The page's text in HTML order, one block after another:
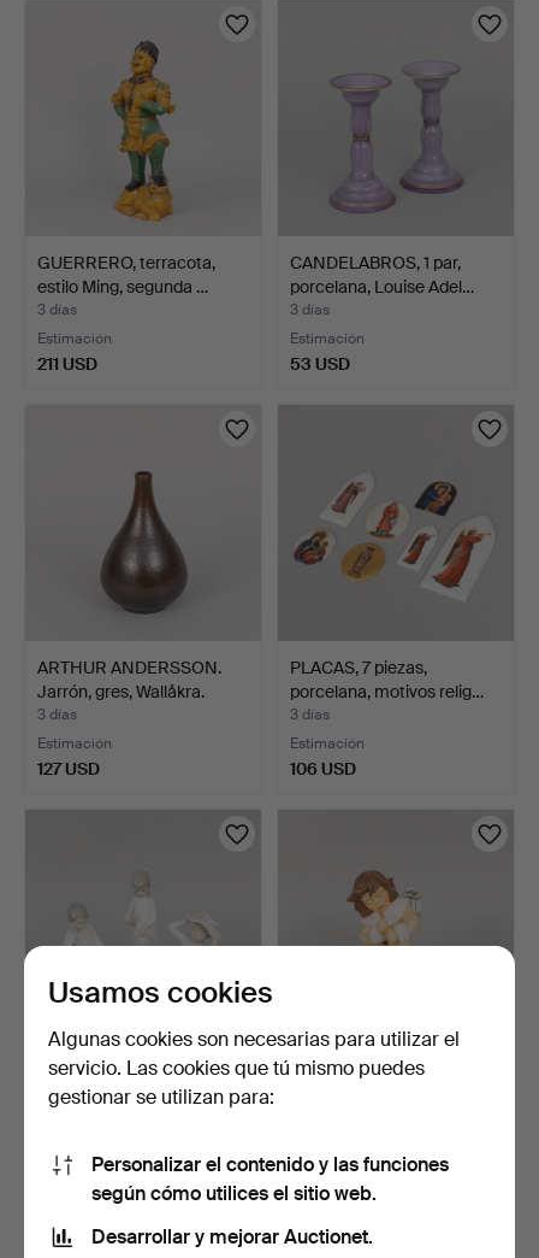
GUERRERO, terracota,
estilo Ming, segunda …
3 días
Estimación
211 USD
CANDELABROS, 1 par,
porcelana, Louise Adel…
3 días
Estimación
53 USD
ARTHUR ANDERSSON.
Jarrón, gres, Wallåkra.
3 días
Estimación
127 USD
PLACAS, 7 piezas,
porcelana, motivos relig…
3 días
Estimación
106 USD
FIGURAS, 3 uds. Lladro y
Zaphir, españolas.
53 USD
FIGURA, cerámica, ángel,
85 USD
Usamos cookies
Algunas cookies son necesarias para utilizar el
servicio. Las cookies que tú mismo puedes
gestionar se utilizan para:
Personalizar el contenido y las funciones
según cómo utilices el sitio web.
Desarrollar y mejorar Auctionet.